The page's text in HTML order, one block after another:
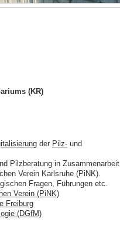
(KR)
der Pilz-und
Pilzberatung in Zusammenarbeit
Verein Karlsruhe (PiNK).
Fragen, Führungen etc.
Verein (PiNK)
Freiburg
(DGfM)